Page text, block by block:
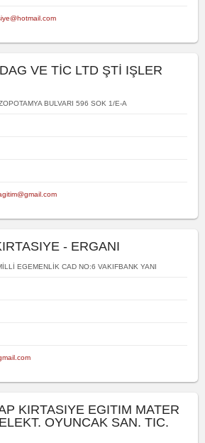
VE TİC LTD ŞTİ IŞLER
BULVARI 596 SOK 1/E-A
- ERGANI
EGEMENLİK CAD NO:6 VAKIFBANK YANI
KIRTASIYE EGITIM MATER
OYUNCAK SAN. TIC.